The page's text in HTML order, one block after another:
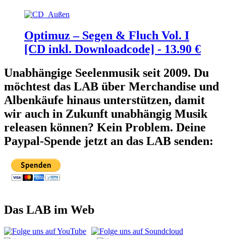
Optimuz – Segen & Fluch Vol. I
[CD inkl. Downloadcode] - 13.90 €
Unabhängige Seelenmusik seit 2009. Du
möchtest das LAB über Merchandise und
Albenkäufe hinaus unterstützen, damit
wir auch in Zukunft unabhängig Musik
releasen können? Kein Problem. Deine
Paypal-Spende jetzt an das LAB senden:
Das LAB im Web